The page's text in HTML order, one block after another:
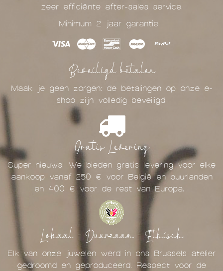
zeer efficiënte after-sales service.
Minimum 2 jaar garantie.
Beveiligd betalen
Maak je geen zorgen: de betalingen op onze e-
shop zijn volledig beveiligd!
Gratis Levering
Super nieuws! We bieden gratis levering voor elke
aankoop vanaf 250 € voor België en buurlanden
en 400 € voor de rest van Europa.
Lokaal - Duurzaam - Ethisch
Elk van onze juwelen werd in ons Brussels atelier
gedroomd en geproduceerd. Respect voor de